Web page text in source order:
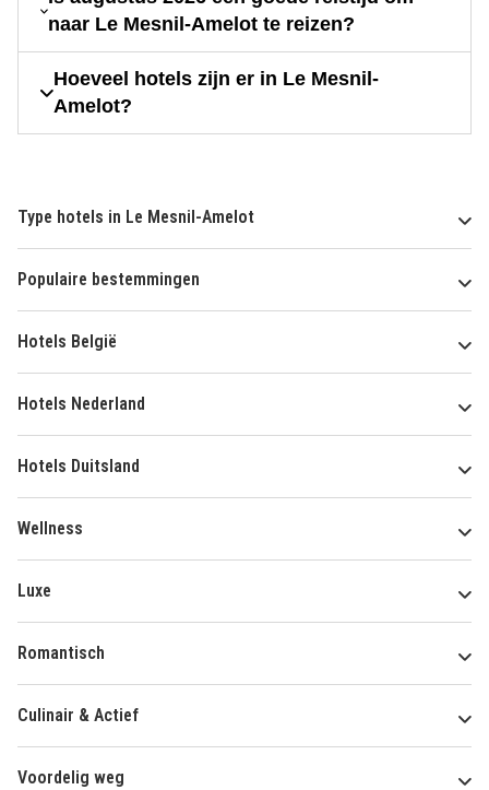
naar Le Mesnil-Amelot te reizen?
Hoeveel hotels zijn er in Le Mesnil-
Amelot?
Type hotels in Le Mesnil-Amelot
Populaire bestemmingen
Hotels België
Hotels Nederland
Hotels Duitsland
Wellness
Luxe
Romantisch
Culinair & Actief
Voordelig weg